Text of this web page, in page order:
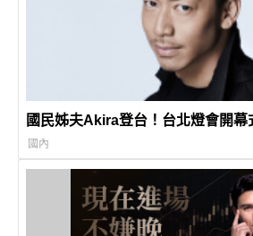
國民姊夫Akira登台！台北燈會開幕
國內